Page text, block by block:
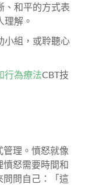
、和平的方式表
解。
小組，或聆聽心
行為療法CBT技
理。憤怒就像
怒需要時間和
問問自己：「這